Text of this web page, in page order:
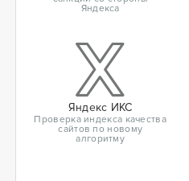
Яндекса
Яндекс ИКС
Проверка индекса качества
сайтов по новому
алгоритму